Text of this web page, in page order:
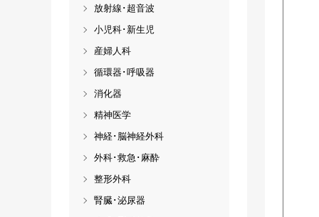
放射線･超音波
小児科･新生児
産婦人科
循環器･呼吸器
消化器
精神医学
神経･脳神経外科
外科･救急･麻酔
整形外科
腎臓･泌尿器